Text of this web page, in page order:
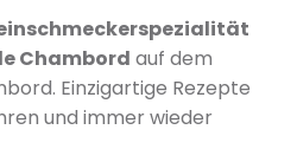
Chambord auf dem
Einzigartige Rezepte
und immer wieder